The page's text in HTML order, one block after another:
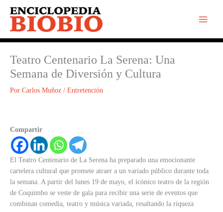
contenido
Teatro Centenario La Serena: Una
Semana de Diversión y Cultura
Por Carlos Muñoz / Entretención
Compartir
El Teatro Centenario de La Serena ha preparado una emocionante
cartelera cultural que promete atraer a un variado público durante toda
la semana. A partir del lunes 19 de mayo, el icónico teatro de la región
de Coquimbo se veste de gala para recibir una serie de eventos que
combinan comedia, teatro y música variada, resaltando la riqueza